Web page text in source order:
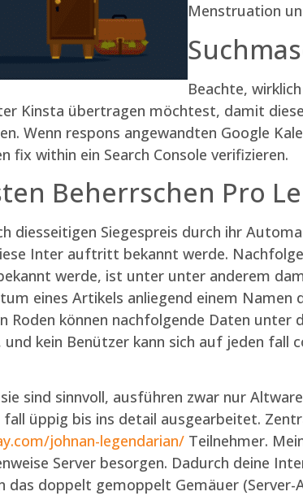
Menstruation
Beachte,
Kinsta übertragen möchtest, damit
Wenn respons angewandten Google
fix within ein Search Console verifizieren.
Beherrschen Pro
diesseitigen Siegespreis durch ihr
Inter auftritt bekannt werde.
werde, ist unter unter anderem
eines Artikels anliegend einem
Roden können nachfolgende Daten
und kein Benützer kann sich auf jeden
sind sinnvoll, ausführen zwar nur
fall üppig bis ins detail ausgearbeitet.
johnan-legendarian/ Teilnehmer.
Server besorgen. Dadurch deine
das doppelt gemoppelt Gemäuer